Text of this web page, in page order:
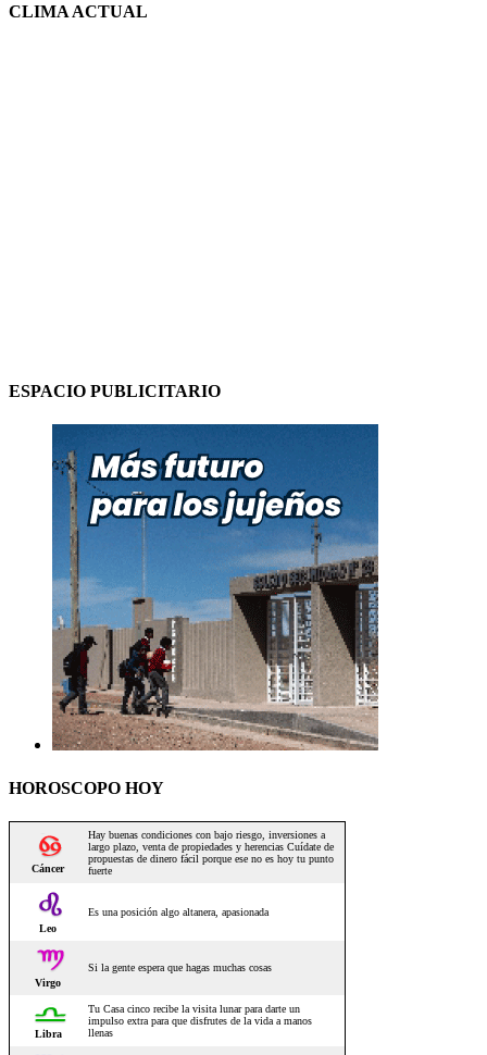
CLIMA ACTUAL
ESPACIO PUBLICITARIO
HOROSCOPO HOY